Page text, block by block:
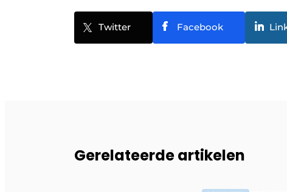
Twitter Facebook
Gerelateerde artikelen